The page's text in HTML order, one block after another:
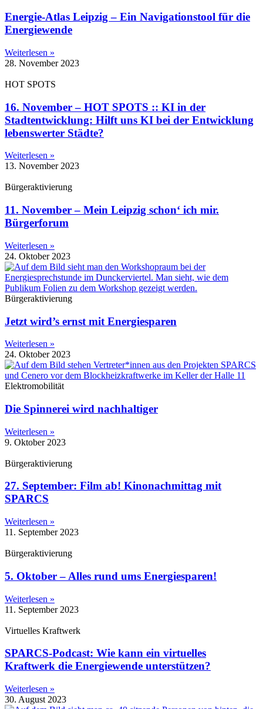
Energie-Atlas Leipzig – Ein Navigationstool für die
Energiewende
Weiterlesen »
28. November 2023
HOT SPOTS
16. November – HOT SPOTS :: KI in der
Stadtentwicklung: Hilft uns KI bei der Entwicklung
lebenswerter Städte?
Weiterlesen »
13. November 2023
Bürgeraktivierung
11. November – Mein Leipzig schon‘ ich mir.
Bürgerforum
Weiterlesen »
24. Oktober 2023
Bürgeraktivierung
Jetzt wird’s ernst mit Energiesparen
Weiterlesen »
24. Oktober 2023
Elektromobilität
Die Spinnerei wird nachhaltiger
Weiterlesen »
9. Oktober 2023
Bürgeraktivierung
27. September: Film ab! Kinonachmittag mit
SPARCS
Weiterlesen »
11. September 2023
Bürgeraktivierung
5. Oktober – Alles rund ums Energiesparen!
Weiterlesen »
11. September 2023
Virtuelles Kraftwerk
SPARCS-Podcast: Wie kann ein virtuelles
Kraftwerk die Energiewende unterstützen?
Weiterlesen »
30. August 2023